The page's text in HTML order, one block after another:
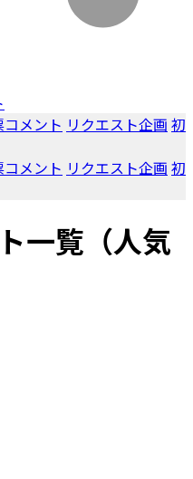
メント リクエスト企画 初
メント リクエスト企画 初
一覧（人気